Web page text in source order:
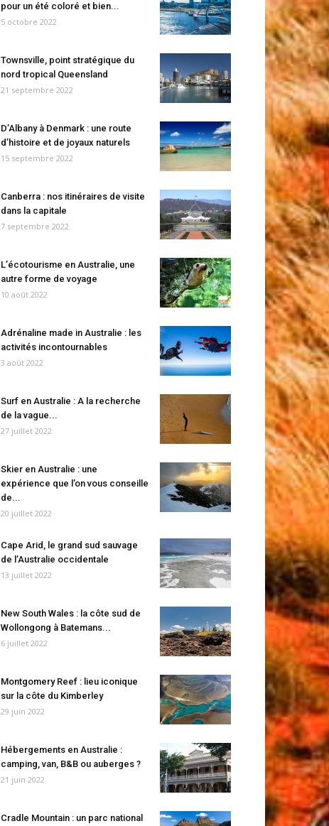
pour un été coloré et bien...
5 octobre 2022
Townsville, point stratégique du
nord tropical Queensland
21 septembre 2022
D’Albany à Denmark : une route
d’histoire et de joyaux naturels
15 septembre 2022
Canberra : nos itinéraires de visite
dans la capitale
7 septembre 2022
L’écotourisme en Australie, une
autre forme de voyage
10 août 2022
Adrénaline made in Australie : les
activités incontournables
3 août 2022
Surf en Australie : A la recherche
de la vague...
27 juillet 2022
Skier en Australie : une
expérience que l’on vous conseille
de...
20 juillet 2022
Cape Arid, le grand sud sauvage
de l’Australie occidentale
13 juillet 2022
New South Wales : la côte sud de
Wollongong à Batemans...
6 juillet 2022
Montgomery Reef : lieu iconique
sur la côte du Kimberley
29 juin 2022
Hébergements en Australie :
camping, van, B&B ou auberges ?
21 juin 2022
Cradle Mountain : un parc national